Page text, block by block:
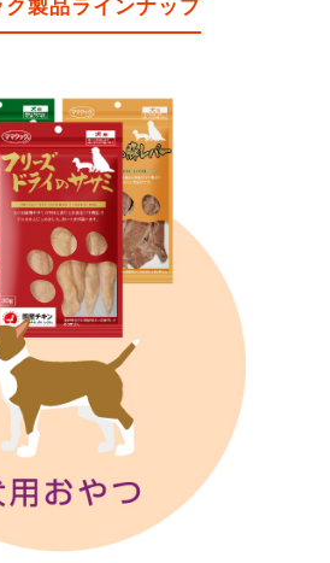
ク製品ラインナップ